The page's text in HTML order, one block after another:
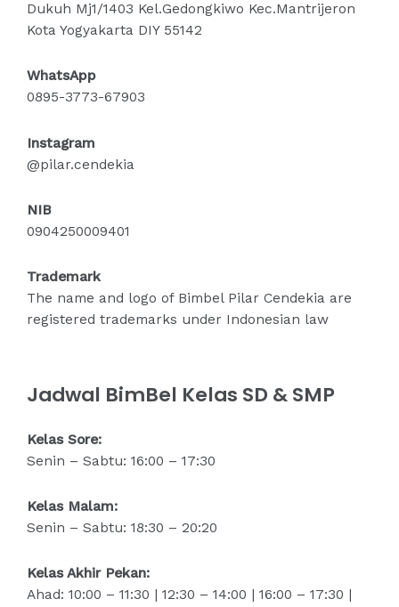
Dukuh Mj1/1403 Kel.Gedongkiwo Kec.Mantrijeron
Kota Yogyakarta DIY 55142
WhatsApp
0895-3773-67903
Instagram
@pilar.cendekia
NIB
0904250009401
Trademark
The name and logo of Bimbel Pilar Cendekia are
registered trademarks under Indonesian law
Jadwal BimBel Kelas SD & SMP
Kelas Sore:
Senin – Sabtu: 16:00 – 17:30
Kelas Malam:
Senin – Sabtu: 18:30 – 20:20
Kelas Akhir Pekan:
Ahad: 10:00 – 11:30 | 12:30 – 14:00 | 16:00 – 17:30 |